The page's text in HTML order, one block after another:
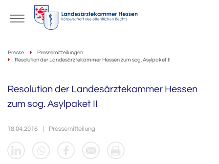
Presse
Pressemitteilungen
Resolution der Landesärztekammer Hessen zum sog. Asylpaket II
Resolution der Landesärztekammer Hessen
zum sog. Asylpaket II
18.04.2016 Pressemitteilung